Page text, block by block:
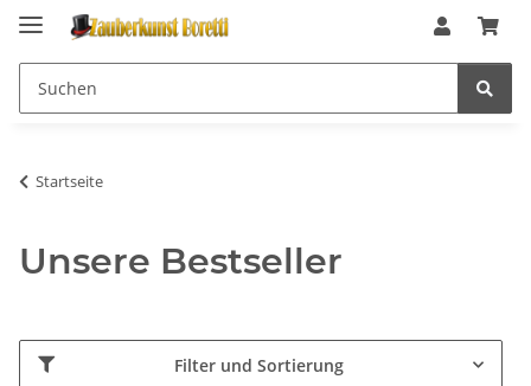
Startseite
Unsere Bestseller
Filter und Sortierung